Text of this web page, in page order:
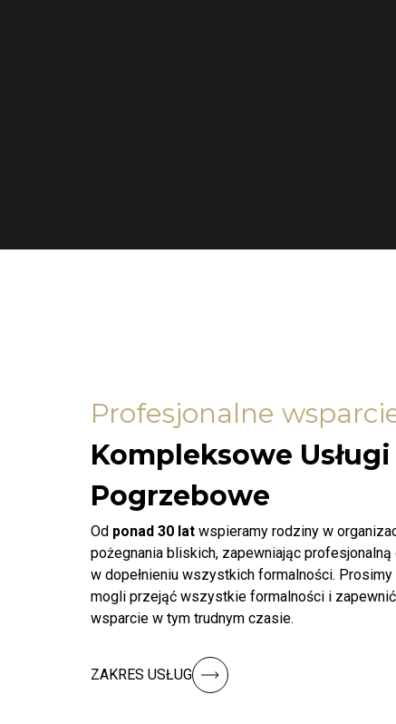
Profesjonalne
Kompleksowe Usługi
Pogrzebowe
Od ponad 30 lat wspieramy rodziny w
pożegnania bliskich, zapewniając
w dopełnieniu wszystkich formalności.
mogli przejąć wszystkie formalności i
wsparcie w tym trudnym czasie.
ZAKRES USŁUG